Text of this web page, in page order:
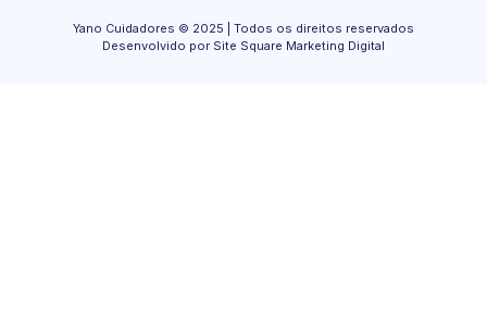
Yano Cuidadores © 2025 | Todos os direitos reservados
Desenvolvido por Site Square Marketing Digital